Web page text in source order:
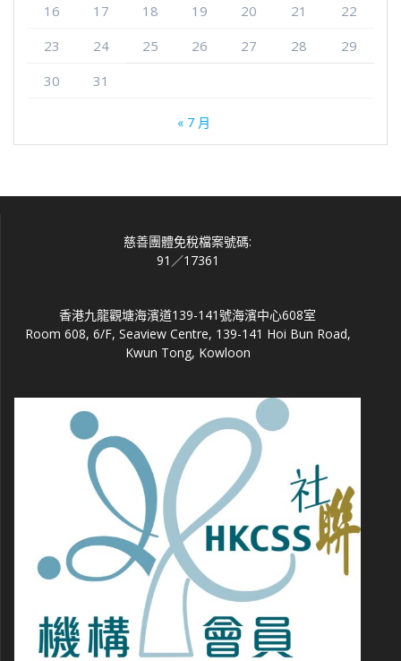
16
17 18 19 20 21
22
23
24 25 26 27 28
29
30
31
« 7 月
慈善團體免稅檔案號碼:
91／17361
香港九龍觀塘海濱道139-141號海濱中心608室
Room 608, 6/F, Seaview Centre, 139-141 Hoi Bun Road,
Kwun Tong, Kowloon